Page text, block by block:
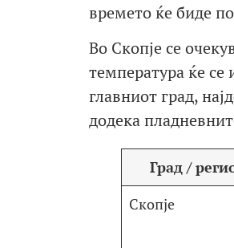
времето ќе биде
Во Скопје се
температура ќе се
главниот град,
додека
Град /
Скопје